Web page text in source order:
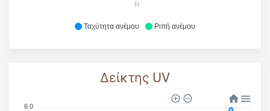
Ταχύτητα ανέμου Ριπή ανέμου
Ν
Δείκτης UV
6.0